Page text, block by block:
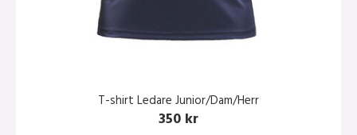
T-shirt Ledare Junior/Dam/Herr
350 kr